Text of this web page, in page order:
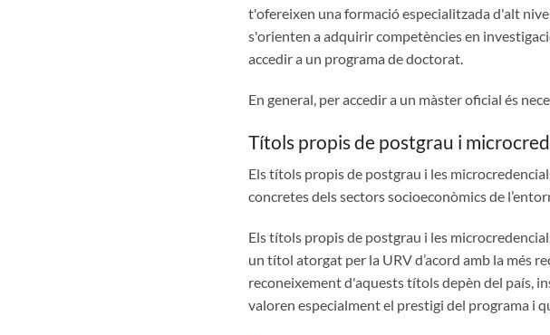
t'ofereixen una formació especialitzada d'alt
s'orienten a adquirir competències en
accedir a un programa de doctorat.
En general, per accedir a un màster oficial és
Títols propis de postgrau i
Els títols propis de postgrau i les
concretes dels sectors socioeconòmics de
Els títols propis de postgrau i les
un títol atorgat per la URV d’acord amb la més
reconeixement d'aquests títols depèn del país,
valoren especialment el prestigi del programa i